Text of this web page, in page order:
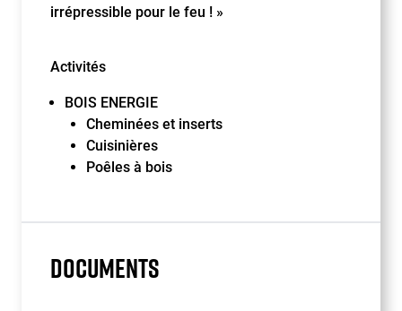
irrépressible pour le feu ! »
Activités
BOIS ENERGIE
Cheminées et inserts
Cuisinières
Poêles à bois
DOCUMENTS